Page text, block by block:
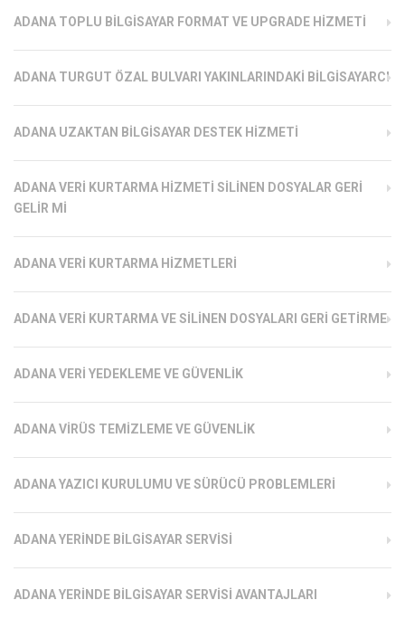
ADANA TOPLU BILGISAYAR FORMAT VE UPGRADE HIZMETI
ADANA TURGUT ÖZAL BULVARI YAKINLARINDAKI BILGISAYARCI
ADANA UZAKTAN BILGISAYAR DESTEK HIZMETI
ADANA VERI KURTARMA HIZMETI SILINEN DOSYALAR GERI
GELIR MI
ADANA VERI KURTARMA HIZMETLERI
ADANA VERI KURTARMA VE SILINEN DOSYALARI GERI GETIRME
ADANA VERI YEDEKLEME VE GÜVENLIK
ADANA VIRÜS TEMIZLEME VE GÜVENLIK
ADANA YAZICI KURULUMU VE SÜRÜCÜ PROBLEMLERI
ADANA YERINDE BILGISAYAR SERVISI
ADANA YERINDE BILGISAYAR SERVISI AVANTAJLARI